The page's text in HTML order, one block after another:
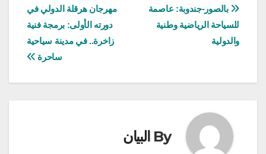
تصفّح
المقالات
مهرجان هرقلة الدولي في
دورته الأولى: برمجة فنية
زاخرة.. في مدينة سياحية
ساحرة
بالصور-جندوبة: عاصمة
للسياحة الرياضية وطنية
والدولية
By البيان